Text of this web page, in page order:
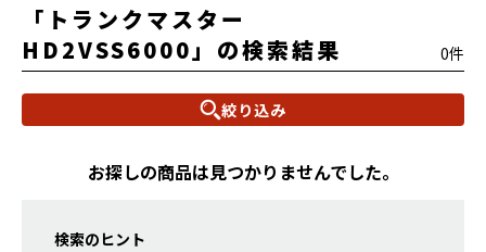
「トランクマスター
HD2VSS6000」の検索結果
0件
絞り込み
お探しの商品は見つかりませんでした。
検索のヒント